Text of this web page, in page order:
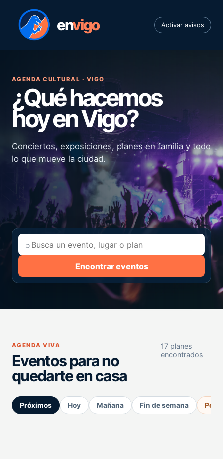
envigo Activar avisos
AGENDA CULTURAL · VIGO
¿Qué hacemos
hoy en Vigo?
Conciertos, exposiciones, planes en familia y todo
lo que mueve la ciudad.
⌕
Encontrar eventos
AGENDA VIVA
Eventos para no
quedarte en casa
17 planes
encontrados
Próximos Hoy Mañana Fin de semana